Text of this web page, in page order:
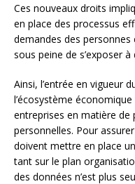
Ces nouveaux droits
en place des processus
demandes des
sous peine de s’exposer
Ainsi, l’entrée en vigueur
l’écosystème
entreprises en matière
personnelles. Pour
doivent mettre en place
tant sur le plan
des données n’est plus